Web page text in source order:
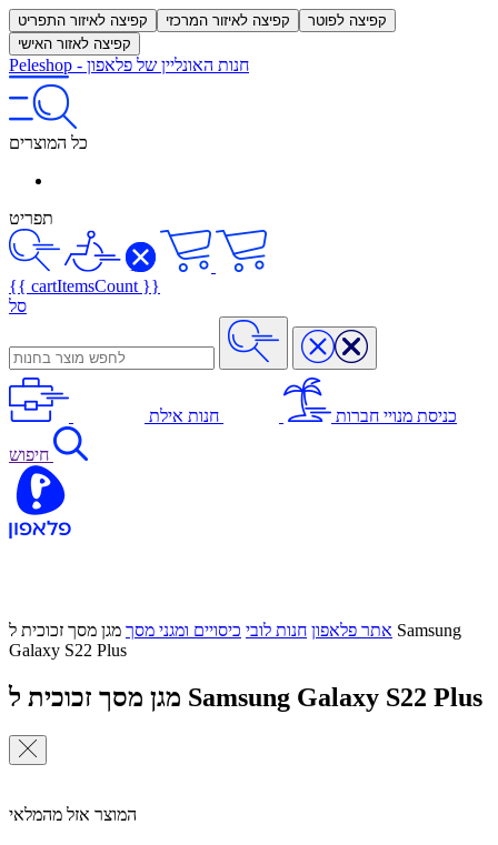
קפיצה לאיזור התפריט קפיצה לאיזור המרכזי
קפיצה לפוטר
קפיצה לאזור האישי
Peleshop - חנות האונליין של פלאפון
כל המוצרים
תפריט
{{ cartItemsCount }}
סל
כניסת מנויי חברות חנות אילת
חיפוש
אתר פלאפון חנות לובי כיסויים ומגני מסך מגן מסך זכוכית ל Samsung
Galaxy S22 Plus
מגן מסך זכוכית ל Samsung Galaxy S22 Plus
המוצר אזל מהמלאי